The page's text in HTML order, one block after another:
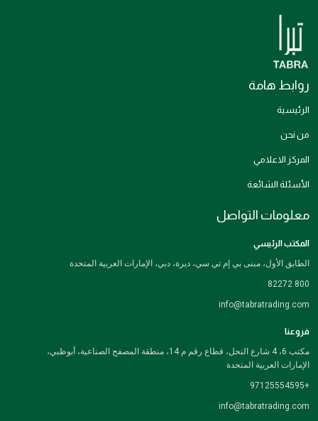
روابط هامة
الرئيسية
من نحن
المركز الاعلامي
الأسئلة الشائعة
معلومات التواصل
المكتب الرئيسي
الطابق الأول، مبنى بي إم تي سي، ديرة، دبي، الإمارات العربية المتحدة
800 82272
info@tabratrading.com
فروعنا
مكتب 6، 4 شارع النحل، قطاع رقم م 14، منطقة المصفح الصناعية، أبوظبي،
الإمارات العربية المتحدة
+97125554595
info@tabratrading.com